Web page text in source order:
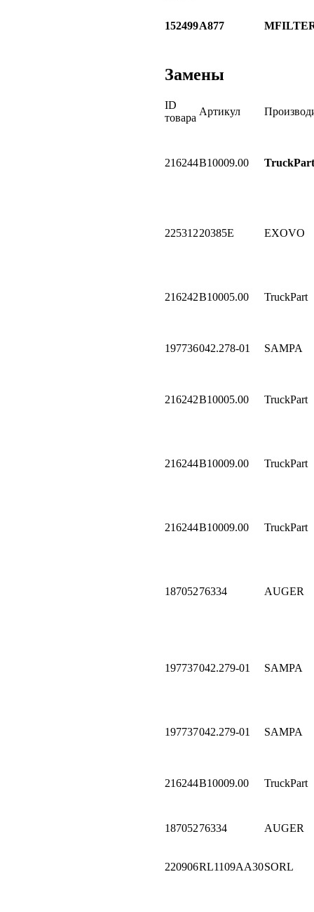
152499A877
Замены
ID
товара
Артикул
216244B10009.00 TruckPart
22531220385E EXOVO
216242B10005.00 TruckPart
197736042.278-01 SAMPA
216242B10005.00 TruckPart
216244B10009.00 TruckPart
216244B10009.00 TruckPart
18705276334 AUGER
197737042.279-01 SAMPA
197737042.279-01 SAMPA
216244B10009.00 TruckPart
18705276334 AUGER
220906RL1109AA30SORL